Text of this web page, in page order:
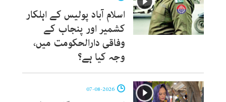
اسلام آباد پولیس کے اہلکار
کشمیر اور پنجاب کے
وفاقی دارالحکومت میں،
وجہ کیا ہے؟